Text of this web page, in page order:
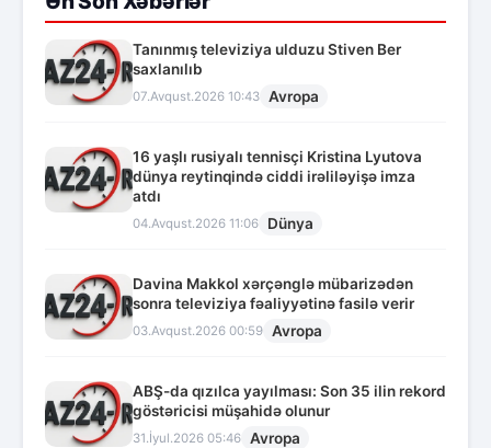
Tanınmış televiziya ulduzu Stiven Ber
saxlanılıb
07.Avqust.2026 10:43 Avropa
16 yaşlı rusiyalı tennisçi Kristina Lyutova
dünya reytinqində ciddi irəliləyişə imza
atdı
04.Avqust.2026 11:06 Dünya
Davina Makkol xərçənglə mübarizədən
sonra televiziya fəaliyyətinə fasilə verir
03.Avqust.2026 00:59 Avropa
ABŞ-da qızılca yayılması: Son 35 ilin rekord
göstəricisi müşahidə olunur
31.İyul.2026 05:46 Avropa